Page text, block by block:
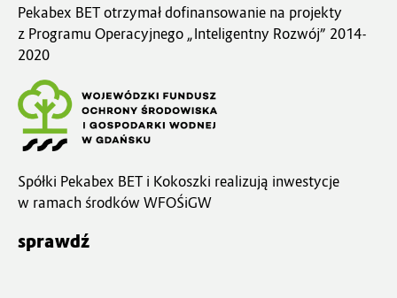
Pekabex BET otrzymał dofinansowanie na projekty
z Programu Operacyjnego „Inteligentny Rozwój” 2014-
2020
Spółki Pekabex BET i Kokoszki realizują inwestycje
w ramach środków WFOŚiGW
sprawdź